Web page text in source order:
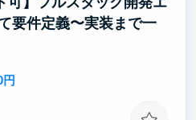
要件定義〜実装まで一
円